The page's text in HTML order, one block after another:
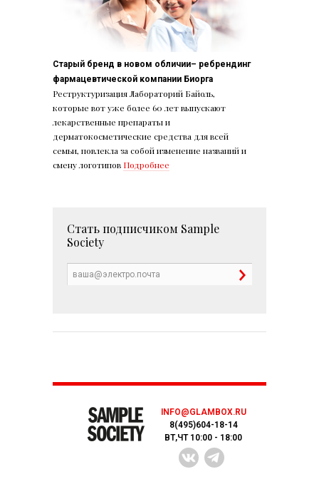
Старый бренд в новом обличии– ребрендинг
фармацевтической компании Биорга
Реструктуризация Лабораторий Байоль,
которые вот уже более 60 лет выпускают
лекарственные препараты и
дерматокосметические средства для всей
семьи, повлекла за собой изменение названий и
смену логотипов Подробнее
Стать подписчиком Sample
Society
INFO@GLAMBOX.RU
8(495)604-18-14
ВТ,ЧТ 10:00 - 18:00